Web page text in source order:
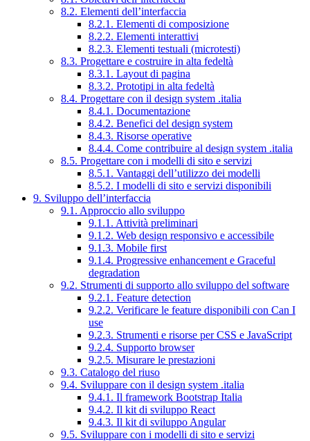
8.2. Elementi dell’interfaccia
8.2.1. Elementi di composizione
8.2.2. Elementi interattivi
8.2.3. Elementi testuali (microtesti)
8.3. Progettare e costruire in alta fedeltà
8.3.1. Layout di pagina
8.3.2. Prototipi in alta fedeltà
8.4. Progettare con il design system .italia
8.4.1. Documentazione
8.4.2. Benefici del design system
8.4.3. Risorse operative
8.4.4. Come contribuire al design system .italia
8.5. Progettare con i modelli di sito e servizi
8.5.1. Vantaggi dell’utilizzo dei modelli
8.5.2. I modelli di sito e servizi disponibili
9. Sviluppo dell’interfaccia
9.1. Approccio allo sviluppo
9.1.1. Attività preliminari
9.1.2. Web design responsivo e accessibile
9.1.3. Mobile first
9.1.4. Progressive enhancement e Graceful
degradation
9.2. Strumenti di supporto allo sviluppo del software
9.2.1. Feature detection
9.2.2. Verificare le feature disponibili con Can I
use
9.2.3. Strumenti e risorse per CSS e JavaScript
9.2.4. Supporto browser
9.2.5. Misurare le prestazioni
9.3. Catalogo del riuso
9.4. Sviluppare con il design system .italia
9.4.1. Il framework Bootstrap Italia
9.4.2. Il kit di sviluppo React
9.4.3. Il kit di sviluppo Angular
9.5. Sviluppare con i modelli di sito e servizi